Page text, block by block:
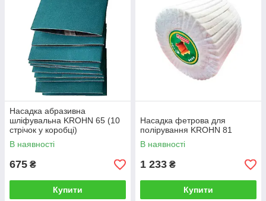
Насадка абразивна
шліфувальна KROHN 65 (10
стрічок у коробці)
В наявності
675 ₴
Купити
Насадка фетрова для
полірування KROHN 81
В наявності
1 233 ₴
Купити